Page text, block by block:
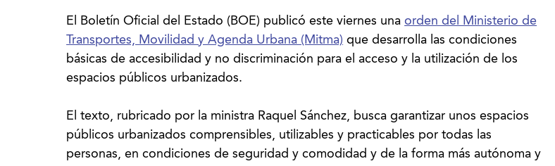
El Boletín Oficial del Estado (BOE) publicó este viernes unaorden del Ministerio de
Transportes, Movilidad y Agenda Urbana (Mitma) que desarrolla las condiciones
básicas de accesibilidad y no discriminación para el acceso y la utilización de los
espacios públicos urbanizados.
El texto, rubricado por la ministra Raquel Sánchez, busca garantizar unos espacios
públicos urbanizados comprensibles, utilizables y practicables por todas las
personas, en condiciones de seguridad y comodidad y de la forma más autónoma y